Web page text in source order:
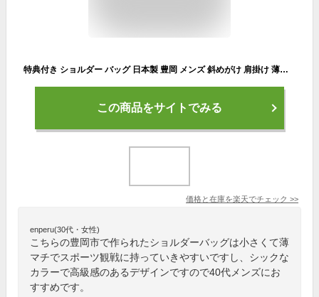
特典付き ショルダー バッグ 日本製 豊岡 メンズ 斜めがけ 肩掛け 薄マチ 超軽量 軽い 小さめ 縦型 おしゃれ 無地 シンプル カジュアル 男性 プレゼント スマホ 小物 収納 PHILIPE LANGLET ショルダーバッグ (hi-33772-DS)【送料無料】 ギフト対応 メッセージカード無料
この商品をサイトでみる
価格と在庫を楽天でチェック >>
enperu(30代・女性)
こちらの豊岡市で作られたショルダーバッグは小さくて薄
マチでスポーツ観戦に持っていきやすいですし、シックな
カラーで高級感のあるデザインですので40代メンズにお
すすめです。